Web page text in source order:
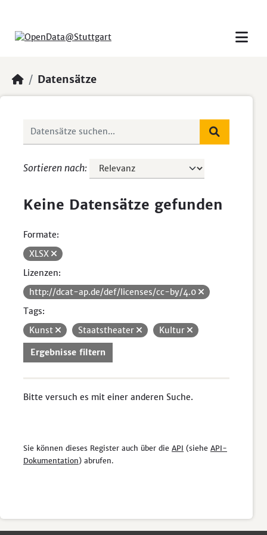
Datensätze
Sortieren nach
Keine Datensätze gefunden
Formate:
XLSX
Lizenzen:
http://dcat-ap.de/def/licenses/cc-by/4.0
Tags:
Kunst
Staatstheater Kultur
Ergebnisse filtern
Bitte versuch es mit einer anderen Suche.
Sie können dieses Register auch über die API (siehe API-
Dokumentation) abrufen.